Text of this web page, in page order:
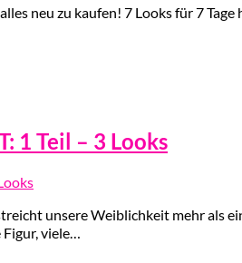
neu zu kaufen! 7 Looks für 7
1 Teil – 3 Looks
unsere Weiblichkeit mehr als
viele…